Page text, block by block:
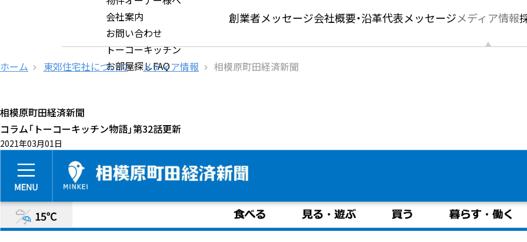
会社案内
お問い合わせ
トーコーキッチン
お部屋探しFAQ
創業者メッセージ会社概要・沿革代表メッセージメディア情報
ホーム 東郊住宅社について メディア情報 相模原町田経済新聞
相模原町田経済新聞
コラム「トーコーキッチン物語」第32話更新
2021年03月01日